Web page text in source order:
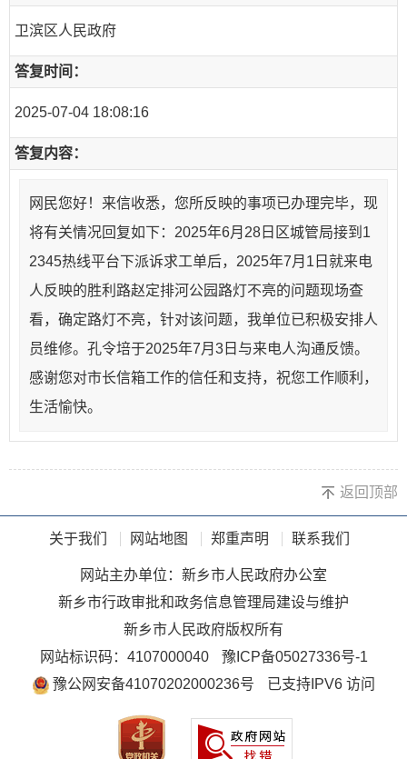
卫滨区人民政府
答复时间：
2025-07-04 18:08:16
答复内容：
网民您好！来信收悉，您所反映的事项已办理完毕，现
将有关情况回复如下：2025年6月28日区城管局接到1
2345热线平台下派诉求工单后，2025年7月1日就来电
人反映的胜利路赵定排河公园路灯不亮的问题现场查
看，确定路灯不亮，针对该问题，我单位已积极安排人
员维修。孔令培于2025年7月3日与来电人沟通反馈。
感谢您对市长信箱工作的信任和支持，祝您工作顺利，
生活愉快。
返回顶部
关于我们 网站地图 郑重声明 联系我们
网站主办单位：新乡市人民政府办公室
新乡市行政审批和政务信息管理局建设与维护
新乡市人民政府版权所有
网站标识码：4107000040
豫ICP备05027336号-1
豫公网安备41070202000236号
已支持IPV6 访问